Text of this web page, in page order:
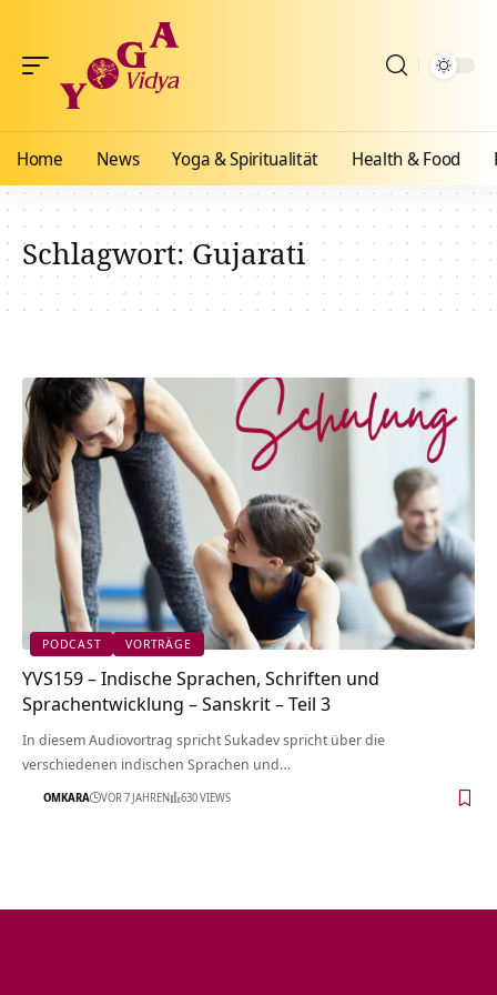
Home News Yoga & Spiritualität Health & Food
Schlagwort:Gujarati
PODCAST VORTRÄGE
YVS159 – Indische Sprachen, Schriften und
Sprachentwicklung – Sanskrit – Teil 3
In diesem Audiovortrag spricht Sukadev spricht über die
verschiedenen indischen Sprachen und…
OMKARA VOR 7 JAHREN 630 VIEWS